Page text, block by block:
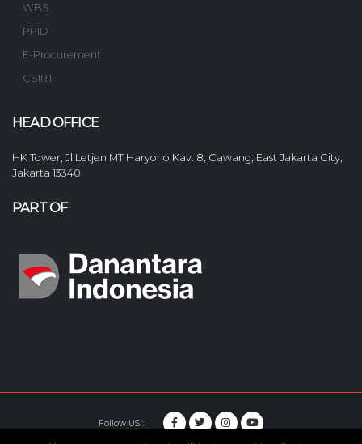
WBS
PPID
E-Procurement
CSIRT
HEAD OFFICE
HK Tower, Jl Letjen MT Haryono Kav. 8, Cawang, East Jakarta City,
Jakarta 13340
PART OF
Follow US :